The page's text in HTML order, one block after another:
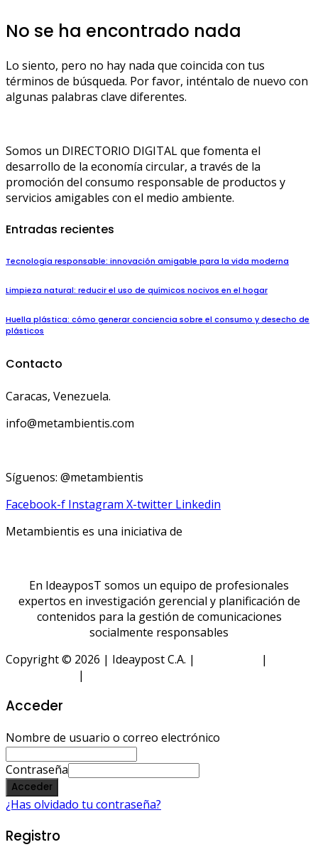
No se ha encontrado nada
Lo siento, pero no hay nada que coincida con tus
términos de búsqueda. Por favor, inténtalo de nuevo con
algunas palabras clave diferentes.
Somos un DIRECTORIO DIGITAL que fomenta el
desarrollo de la economía circular, a través de la
promoción del consumo responsable de productos y
servicios amigables con el medio ambiente.
Entradas recientes
Tecnología responsable: innovación amigable para la vida moderna
Limpieza natural: reducir el uso de químicos nocivos en el hogar
Huella plástica: cómo generar conciencia sobre el consumo y desecho de
plásticos
Contacto
Caracas, Venezuela.
info@metambientis.com
Síguenos: @metambientis
Facebook-f Instagram X-twitter Linkedin
Metambientis es una iniciativa de
En IdeayposT somos un equipo de profesionales
expertos en investigación gerencial y planificación de
contenidos para la gestión de comunicaciones
socialmente responsables
Copyright © 2026 | Ideaypost C.A. |
|
|
Acceder
Nombre de usuario o correo electrónico
Contraseña
Acceder
¿Has olvidado tu contraseña?
Registro